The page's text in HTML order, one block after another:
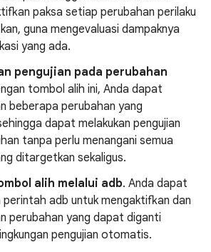
paksa setiap perubahan perilaku
guna mengevaluasi dampaknya
yang ada.
pengujian pada perubahan
tombol alih ini, Anda dapat
beberapa perubahan yang
dapat melakukan pengujian
tanpa perlu menangani semua
ditargetkan sekaligus.
alih melalui adb. Anda dapat
perintah adb untuk mengaktifkan dan
perubahan yang dapat diganti
pengujian otomatis.